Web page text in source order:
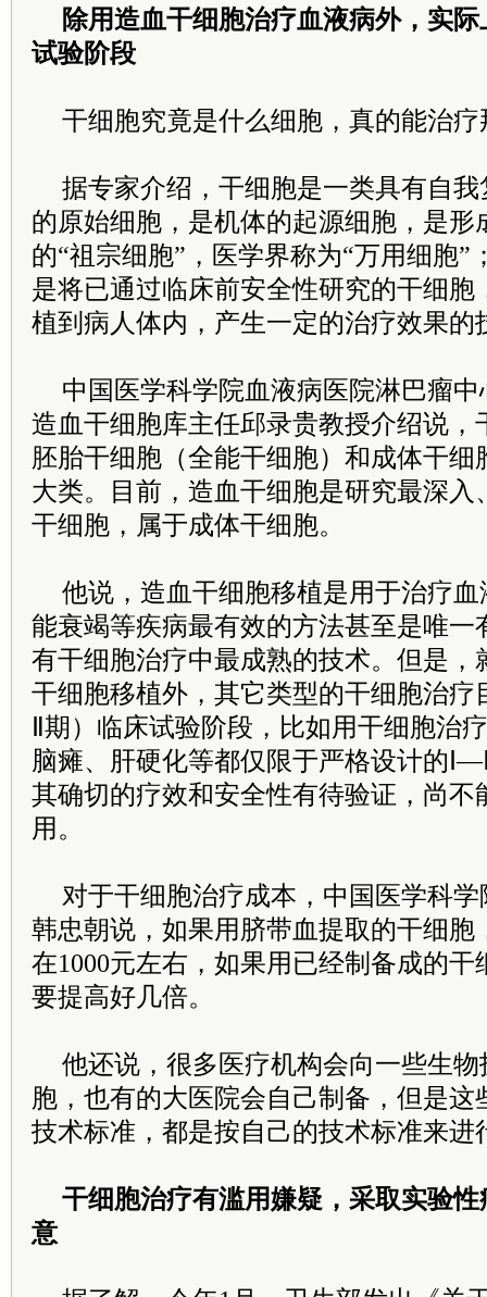
除用造血干细胞治疗血液病外，实
试验阶段
干细胞究竟是什么细胞，真的能治
据专家介绍，干细胞是一类具有自
的原始细胞，是机体的起源细胞，是形
的“祖宗细胞”，医学界称为“万用细胞”
是将已通过临床前安全性研究的干细胞
植到病人体内，产生一定的治疗效果的
中国医学科学院血液病医院淋巴瘤
造血干细胞库主任邱录贵教授介绍说，
胚胎干细胞（全能干细胞）和成体干细
大类。目前，造血干细胞是研究最深入
干细胞，属于成体干细胞。
他说，造血干细胞移植是用于治疗
能衰竭等疾病最有效的方法甚至是唯一
有干细胞治疗中最成熟的技术。但是，
干细胞移植外，其它类型的干细胞治
Ⅱ期）临床试验阶段，比如用干细胞治
脑瘫、肝硬化等都仅限于严格设计的
其确切的疗效和安全性有待验证，尚不
用。
对于干细胞治疗成本，中国医学科
韩忠朝说，如果用脐带血提取的干细胞
在1000元左右，如果用已经制备成的
要提高好几倍。
他还说，很多医疗机构会向一些生
胞，也有的大医院会自己制备，但是这
技术标准，都是按自己的技术标准来进
干细胞治疗有滥用嫌疑，采取实验
意